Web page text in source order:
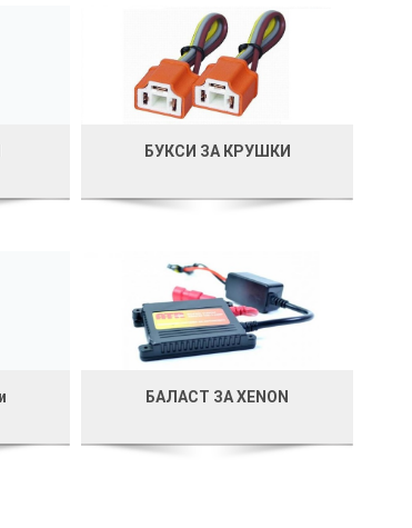
БУКСИ ЗА КРУШКИ
БАЛАСТ ЗА XENON